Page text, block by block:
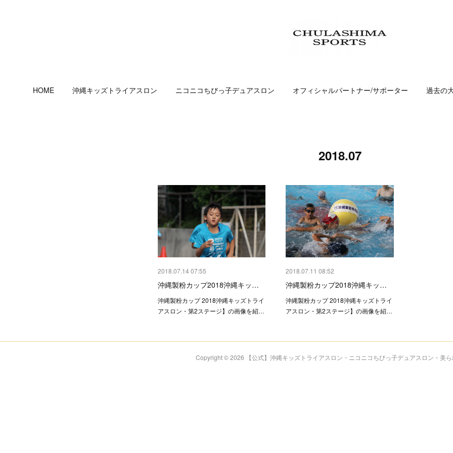
HOME 沖縄キッズトライアスロン ニコニコちびっ子デュアスロン オフィシャルパートナー/サポーター 過去の
2018.07
2018.07.14 07:55
沖縄製粉カップ2018沖縄キッ…
沖縄製粉カップ 2018沖縄キッズトライ
アスロン・第2ステージ】の画像を紹…
2018.07.11 08:52
沖縄製粉カップ2018沖縄キッ…
沖縄製粉カップ 2018沖縄キッズトライ
アスロン・第2ステージ】の画像を紹…
Copyright ©2026 【公式】沖縄キッズトライアスロン・ニコニコちびっ子デュアスロン・美